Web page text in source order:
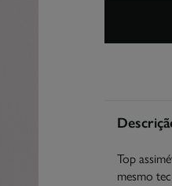
Top
mesmo